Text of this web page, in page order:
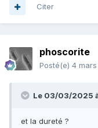
Citer
phoscorite
Posté(e) 4
Le 03/03/2025
et la dureté ?